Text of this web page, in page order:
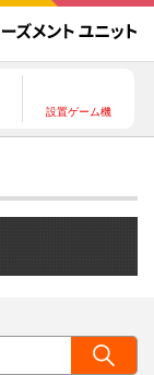
設置ゲーム機